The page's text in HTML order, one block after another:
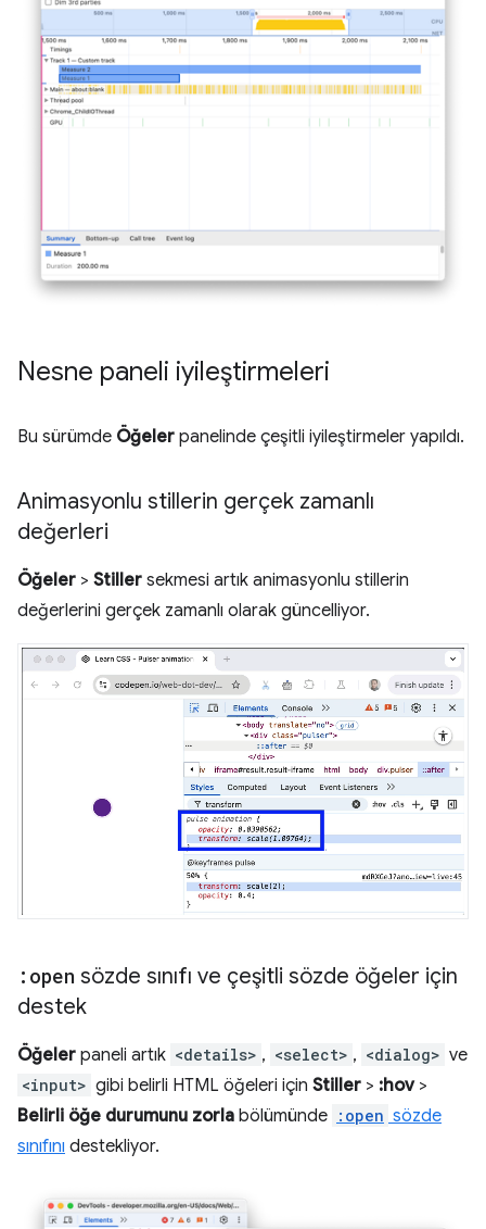
Nesne paneli iyileştirmeleri
Bu sürümde Öğeler panelinde çeşitli iyileştirmeler yapıldı.
Animasyonlu stillerin gerçek zamanlı
değerleri
Öğeler > Stiller sekmesi artık animasyonlu stillerin
değerlerini gerçek zamanlı olarak güncelliyor.
:open sözde sınıfı ve çeşitli sözde öğeler için
destek
Öğeler paneli artık <details> , <select> , <dialog> ve
<input> gibi belirli HTML öğeleri için Stiller > :hov>
Belirli öğe durumunu zorla bölümünde :open sözde
sınıfını destekliyor.